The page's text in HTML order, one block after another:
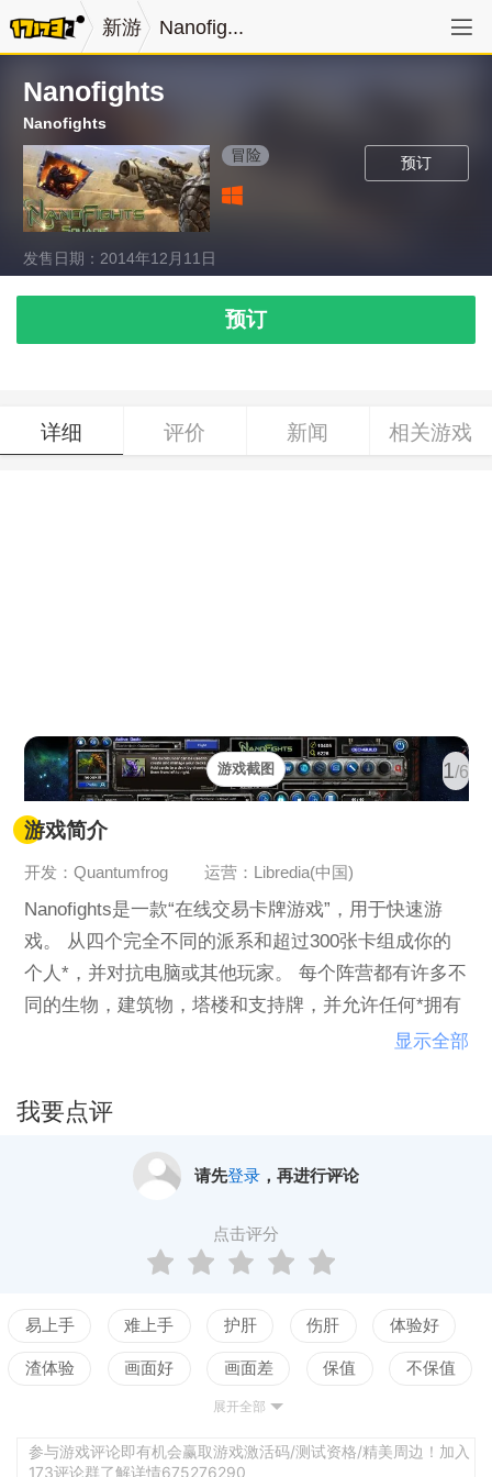
新游 Nanofig...
Nanofights
Nanofights
预订
冒险
发售日期：2014年12月11日
预订
详细 评价 新闻 相关游戏
1/6
游戏截图
游戏简介
开发：Quantumfrog 运营：Libredia(中国)
Nanofights是一款“在线交易卡牌游戏”，用于快速游
戏。 从四个完全不同的派系和超过300张卡组成你的
个人*，并对抗电脑或其他玩家。 每个阵营都有许多不
同的生物，建筑物，塔楼和支持牌，并允许任何*拥有
自己的策略和实力。控制纳米宇宙，并与四个不同的
显示全部
我要点评
请先登录，再进行评论
点击评分
易上手 难上手 护肝 伤肝 体验好
渣体验 画面好 画面差 保值 不保值
测试
展开全部
参与游戏评论即有机会赢取游戏激活码/测试资格/精美周边！加入
173评论群了解详情675276290